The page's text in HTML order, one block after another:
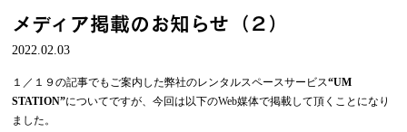
メディア掲載のお知らせ（２）
2022.02.03
１／１９の記事でもご案内した弊社のレンタルスペースサービス“UM
STATION”についてですが、今回は以下のWeb媒体で掲載して頂くことになり
ました。